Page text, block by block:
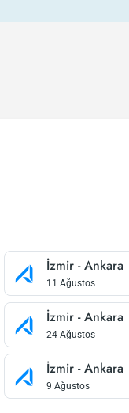
İzmir - Ankara
11 Ağustos
İzmir - Ankara
24 Ağustos
İzmir - Ankara
9 Ağustos